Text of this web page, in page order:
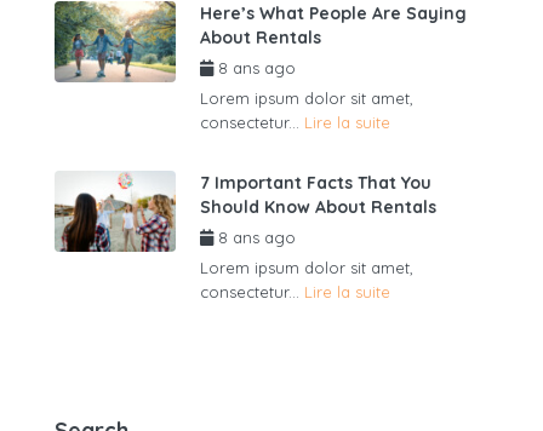
Here’s What People Are Saying
About Rentals
8 ans ago
Lorem ipsum dolor sit amet,
consectetur... Lire la suite
7 Important Facts That You
Should Know About Rentals
8 ans ago
Lorem ipsum dolor sit amet,
consectetur... Lire la suite